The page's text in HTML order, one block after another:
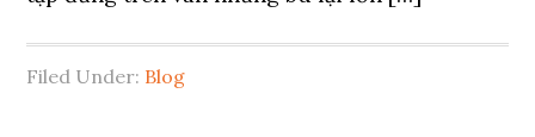
Filed Under: Blog